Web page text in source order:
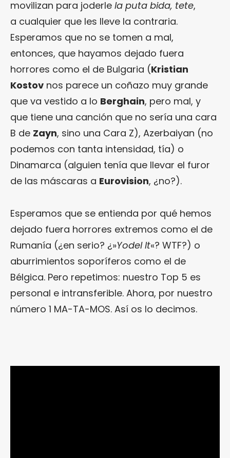
movilizan para joderle la puta bida, tete,
a cualquier que les lleve la contraria.
Esperamos que no se tomen a mal,
entonces, que hayamos dejado fuera
horrores como el de Bulgaria (Kristian
Kostov nos parece un coñazo muy grande
que va vestido a lo Berghain, pero mal, y
que tiene una canción que no sería una cara
B de Zayn, sino una Cara Z), Azerbaiyan (no
podemos con tanta intensidad, tía) o
Dinamarca (alguien tenía que llevar el furor
de las máscaras a Eurovision, ¿no?).
Esperamos que se entienda por qué hemos
dejado fuera horrores extremos como el de
Rumanía (¿en serio? ¿»Yodel It«? WTF?) o
aburrimientos soporíferos como el de
Bélgica. Pero repetimos: nuestro Top 5 es
personal e intransferible. Ahora, por nuestro
número 1 MA-TA-MOS. Así os lo decimos.